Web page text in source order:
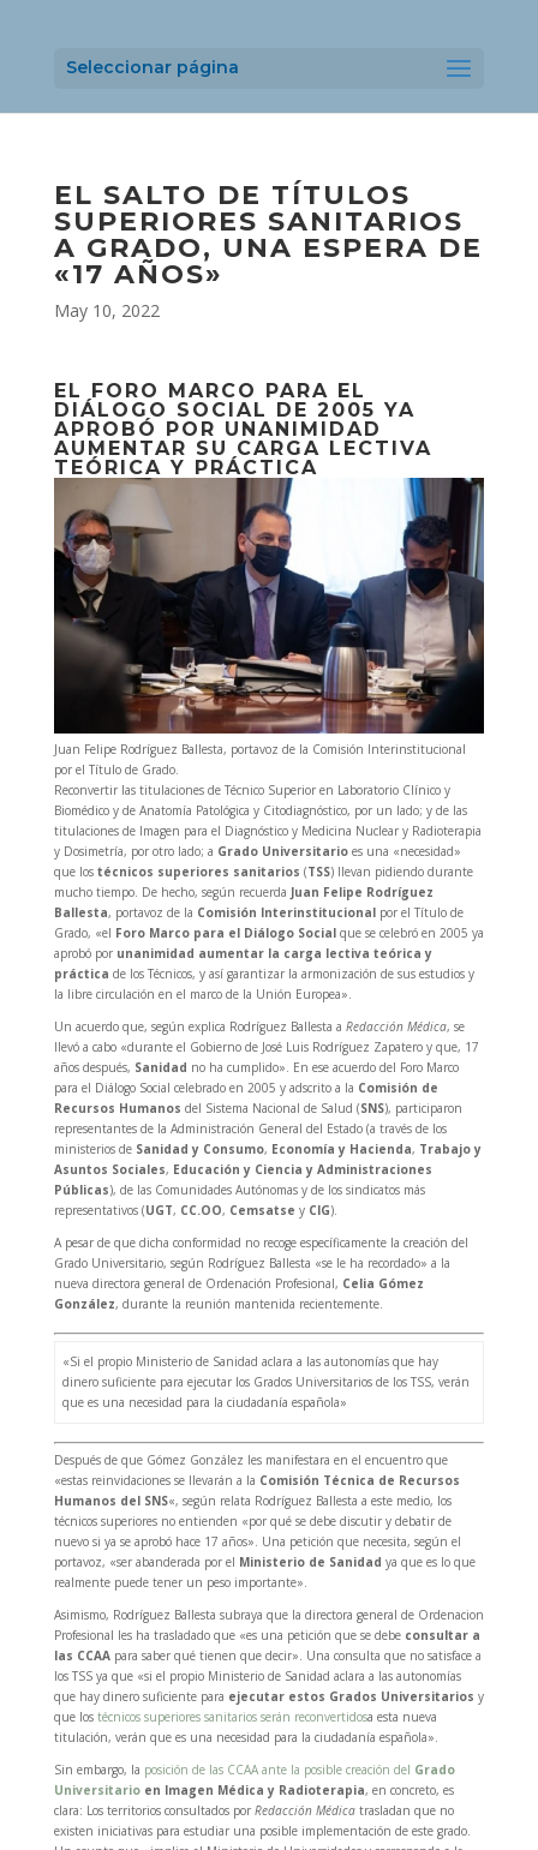
Seleccionar página
EL SALTO DE TÍTULOS
SUPERIORES SANITARIOS
A GRADO, UNA ESPERA DE
«17 AÑOS»
May 10, 2022
EL FORO MARCO PARA EL
DIÁLOGO SOCIAL DE 2005 YA
APROBÓ POR UNANIMIDAD
AUMENTAR SU CARGA LECTIVA
TEÓRICA Y PRÁCTICA
Juan Felipe Rodríguez Ballesta, portavoz de la Comisión Interinstitucional
por el Título de Grado.
Reconvertir las titulaciones de Técnico Superior en Laboratorio Clínico y
Biomédico y de Anatomía Patológica y Citodiagnóstico, por un lado; y de las
titulaciones de Imagen para el Diagnóstico y Medicina Nuclear y Radioterapia
y Dosimetría, por otro lado; a Grado Universitarioes una «necesidad»
que los técnicos superiores sanitarios (TSS) llevan pidiendo durante
mucho tiempo. De hecho, según recuerda Juan Felipe Rodríguez
Ballesta, portavoz de la Comisión Interinstitucionalpor el Título de
Grado, «el Foro Marco para el Diálogo Social que se celebró en 2005 ya
aprobó por unanimidad aumentar la carga lectiva teórica y
práctica de los Técnicos, y así garantizar la armonización de sus estudios y
la libre circulación en el marco de la Unión Europea».
Un acuerdo que, según explica Rodríguez Ballesta a Redacción Médica, se
llevó a cabo «durante el Gobierno de José Luis Rodríguez Zapatero y que, 17
años después, Sanidad no ha cumplido». En ese acuerdo del Foro Marco
para el Diálogo Social celebrado en 2005 y adscrito a la Comisión de
Recursos Humanos del Sistema Nacional de Salud (SNS), participaron
representantes de la Administración General del Estado (a través de los
ministerios de Sanidad y Consumo, Economía y Hacienda, Trabajo y
Asuntos Sociales, Educación y Ciencia y Administraciones
Públicas), de las Comunidades Autónomas y de los sindicatos más
representativos (UGT, CC.OO, Cemsatse yCIG).
A pesar de que dicha conformidad no recoge específicamente la creación del
Grado Universitario, según Rodríguez Ballesta «se le ha recordado» a la
nueva directora general de Ordenación Profesional, Celia Gómez
González, durante la reunión mantenida recientemente.
«Si el propio Ministerio de Sanidad aclara a las autonomías que hay
dinero suficiente para ejecutar los Grados Universitarios de los TSS, verán
que es una necesidad para la ciudadanía española»
Después de que Gómez González les manifestara en el encuentro que
«estas reinvidaciones se llevarán a la Comisión Técnica de Recursos
Humanos del SNS«, según relata Rodríguez Ballesta a este medio, los
técnicos superiores no entienden «por qué se debe discutir y debatir de
nuevo si ya se aprobó hace 17 años». Una petición que necesita, según el
portavoz, «ser abanderada por el Ministerio de Sanidad ya que es lo que
realmente puede tener un peso importante».
Asimismo, Rodríguez Ballesta subraya que la directora general de Ordenacion
Profesional les ha trasladado que «es una petición que se debe consultar a
las CCAApara saber qué tienen que decir». Una consulta que no satisface a
los TSS ya que «si el propio Ministerio de Sanidad aclara a las autonomías
que hay dinero suficiente para ejecutar estos Grados Universitarios y
que los técnicos superiores sanitarios serán reconvertidosa esta nueva
titulación, verán que es una necesidad para la ciudadanía española».
Sin embargo, la posición de las CCAA ante la posible creación del Grado
Universitarioen Imagen Médica y Radioterapia, en concreto, es
clara: Los territorios consultados por Redacción Médicatrasladan que no
existen iniciativas para estudiar una posible implementación de este grado.